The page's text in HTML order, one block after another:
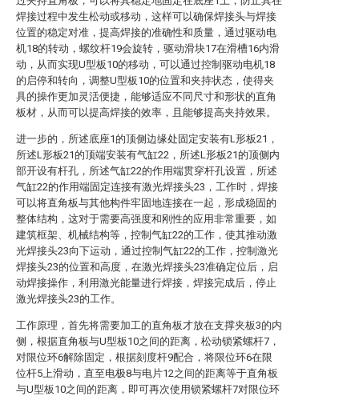
焊接过程中发生松动或移动，这样可以确保焊接头与焊接
位置的稳定对准，提高焊接的准确性和质量，通过驱动电
机18的转动，螺纹杆19会旋转，驱动滑块17在滑槽16内滑
动，从而实现U型板10的移动，可以通过控制驱动电机18
的启停和转向，调整U型板10的位置和夹持状态，使得夹
具的操作更加灵活便捷，能够适应不同尺寸和形状的直角
板材，从而可以提高焊接的效率，且能够提高夹持效果。
进一步的，所述底座1的顶侧边缘处固定安装有L形板21，
所述L形板21的顶端安装有气缸22，所述L形板21的顶侧内
部开设有杆孔，所述气缸22的作用端贯穿杆孔设置，所述
气缸22的作用端固定连接有激光焊接头23，工作时，焊接
可以将直角板与其他构件牢固地连接在一起，形成稳固的
整体结构，这对于需要高强度和刚性的应用非常重要，如
建筑框架、机械结构等，控制气缸22的工作，使其推动激
光焊接头23向下运动，通过控制气缸22的工作，控制激光
焊接头23的位置和高度，在激光焊接头23准确定位后，启
动焊接操作，利用激光能量进行焊接，焊接完成后，停止
激光焊接头23的工作。
工作原理，首先将需要加工的直角板才放在支撑夹板3的内
侧，根据直角板与U型板10之间的距离，松动锁紧螺杆7，
对限位环6解除固定，根据刻度杆9配合，将限位环6在限
位杆5上滑动，直至电极8与电片12之间的距离等于直角板
与U型板10之间的距离，即可再次使用锁紧螺杆7对限位环